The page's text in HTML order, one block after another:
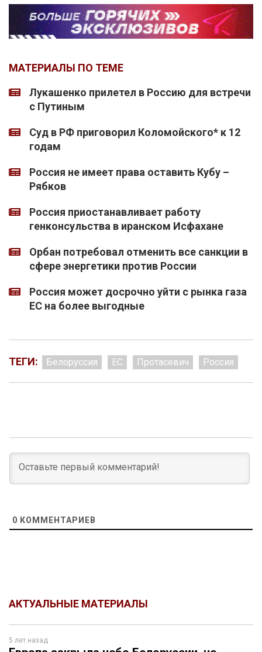
МАТЕРИАЛЫ ПО ТЕМЕ
Лукашенко прилетел в Россию для встречи
с Путиным
Суд в РФ приговорил Коломойского* к 12
годам
Россия не имеет права оставить Кубу –
Рябков
Россия приостанавливает работу
генконсульства в иранском Исфахане
Орбан потребовал отменить все санкции в
сфере энергетики против России
Россия может досрочно уйти с рынка газа
ЕС на более выгодные
ТЕГИ: Белоруссия ЕС Протасевич Россия
0 КОММЕНТАРИЕВ
АКТУАЛЬНЫЕ МАТЕРИАЛЫ
5 лет назад